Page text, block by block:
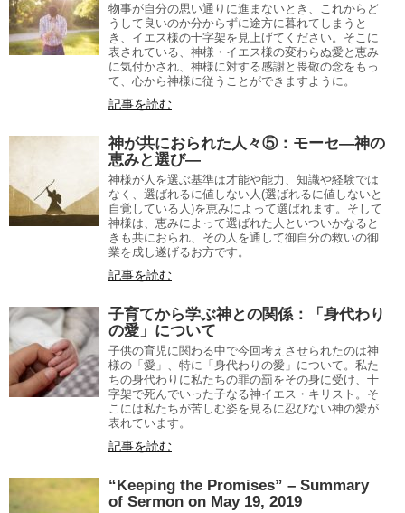
物事が自分の思い通りに進まないとき、これからど
うして良いのか分からずに途方に暮れてしまうと
き、イエス様の十字架を見上げてください。そこに
表されている、神様・イエス様の変わらぬ愛と恵み
に気付かされ、神様に対する感謝と畏敬の念をもっ
て、心から神様に従うことができますように。
記事を読む
神が共におられた人々⑤：モーセ―神の
恵みと選び―
神様が人を選ぶ基準は才能や能力、知識や経験では
なく、選ばれるに値しない人(選ばれるに値しないと
自覚している人)を恵みによって選ばれます。そして
神様は、恵みによって選ばれた人といついかなると
きも共におられ、その人を通して御自分の救いの御
業を成し遂げるお方です。
記事を読む
子育てから学ぶ神との関係：「身代わり
の愛」について
子供の育児に関わる中で今回考えさせられたのは神
様の「愛」、特に「身代わりの愛」について。私た
ちの身代わりに私たちの罪の罰をその身に受け、十
字架で死んでいった子なる神イエス・キリスト。そ
こには私たちが苦しむ姿を見るに忍びない神の愛が
表れています。
記事を読む
“Keeping the Promises” – Summary
of Sermon on May 19, 2019